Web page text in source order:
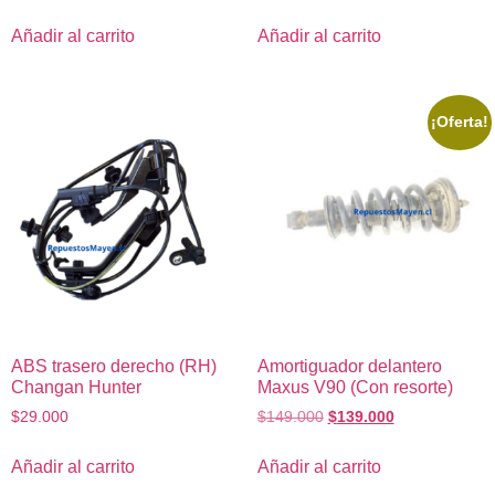
Añadir al carrito Añadir al carrito
ABS trasero derecho (RH)
Changan Hunter
$29.000
Añadir al carrito
¡Oferta!
Amortiguador delantero
Maxus V90 (Con resorte)
$149.000 $139.000
Añadir al carrito